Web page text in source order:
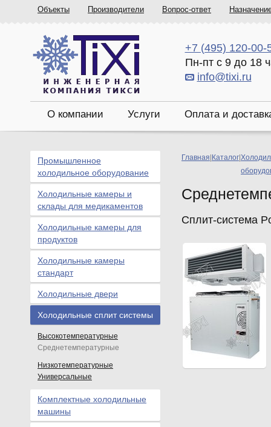
Объекты Производители Вопрос-ответ
+7 (495) 120-00-
Пн-пт с 9 до 18
info@tixi.ru
О компании Услуги Оплата и
Главная Каталог
Сплит-система
Промышленное
холодильное оборудование
Холодильные камеры и
склады для медикаментов
Холодильные камеры для
продуктов
Холодильные камеры
стандарт
Холодильные двери
Холодильные сплит системы
Высокотемпературные
Среднетемпературные
Низкотемпературные
Универсальные
Комплектные холодильные
машины